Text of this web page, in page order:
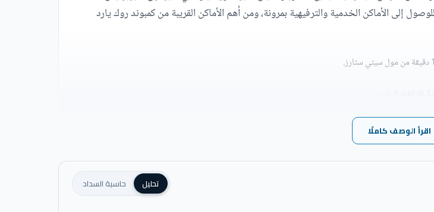
إلى الأماكن الخدمية والترفيهية بمرونة، ومن أهم الأماكن القريبة من كمبوند روك يارد
اقرأ الوصف كاملًا
تحليل حاسبة السداد